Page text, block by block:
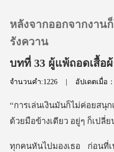
เติมเงิน
หลังจากออกจากงาน
รังควาน
บทที่ 33 ผู้แพ้ถอดเสื้อ
จำนวนคำ:1226 | อัปเดตเมื่อ
ด้วยมือข้างเด